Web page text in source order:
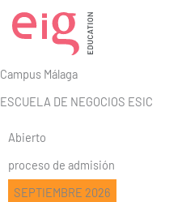
Campus Málaga
ESCUELA DE NEGOCIOS ESIC
Abierto
proceso de admisión
SEPTIEMBRE 2026